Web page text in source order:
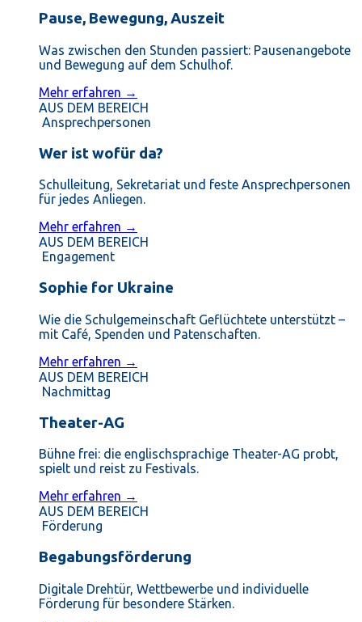
Pause, Bewegung, Auszeit
Was zwischen den Stunden passiert: Pausenangebote
und Bewegung auf dem Schulhof.
Mehr erfahren →
AUS DEM BEREICH
Ansprechpersonen
Wer ist wofür da?
Schulleitung, Sekretariat und feste Ansprechpersonen
für jedes Anliegen.
Mehr erfahren →
AUS DEM BEREICH
Engagement
Sophie for Ukraine
Wie die Schulgemeinschaft Geflüchtete unterstützt –
mit Café, Spenden und Patenschaften.
Mehr erfahren →
AUS DEM BEREICH
Nachmittag
Theater-AG
Bühne frei: die englischsprachige Theater-AG probt,
spielt und reist zu Festivals.
Mehr erfahren →
AUS DEM BEREICH
Förderung
Begabungsförderung
Digitale Drehtür, Wettbewerbe und individuelle
Förderung für besondere Stärken.